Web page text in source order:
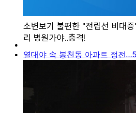
열대야 속 봉천동 아파트 정전